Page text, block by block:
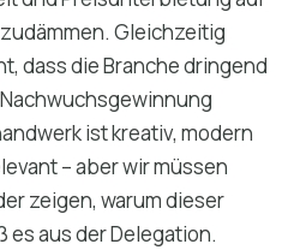
Gleichzeitig
dass die Branche dringend
ist kreativ, modern
– aber wir müssen
zeigen, warum dieser
es aus der Delegation.